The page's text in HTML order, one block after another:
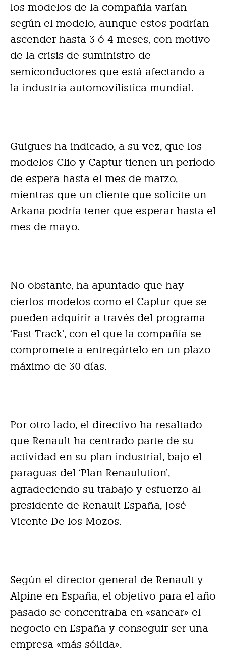
los modelos de la compañía varían
según el modelo, aunque estos podrían
ascender hasta 3 ó 4 meses, con motivo
de la crisis de suministro de
semiconductores que está afectando a
la industria automovilística mundial.
Guigues ha indicado, a su vez, que los
modelos Clio y Captur tienen un período
de espera hasta el mes de marzo,
mientras que un cliente que solicite un
Arkana podría tener que esperar hasta el
mes de mayo.
No obstante, ha apuntado que hay
ciertos modelos como el Captur que se
pueden adquirir a través del programa
‘Fast Track’, con el que la compañía se
compromete a entregártelo en un plazo
máximo de 30 días.
Por otro lado, el directivo ha resaltado
que Renault ha centrado parte de su
actividad en su plan industrial, bajo el
paraguas del ‘Plan Renaulution’,
agradeciendo su trabajo y esfuerzo al
presidente de Renault España, José
Vicente De los Mozos.
Según el director general de Renault y
Alpine en España, el objetivo para el año
pasado se concentraba en «sanear» el
negocio en España y conseguir ser una
empresa «más sólida».